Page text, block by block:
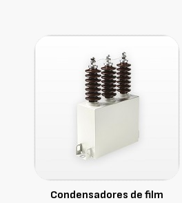
Condensadores de film